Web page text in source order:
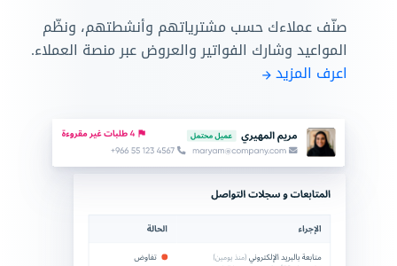
صنّف عملاءك حسب مشترياتهم وأنشطتهم، ونظّم
المواعيد وشارك الفواتير والعروض عبر منصة العملاء.
اعرف المزيد